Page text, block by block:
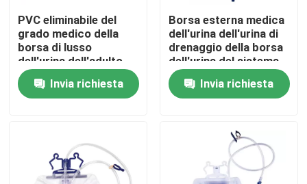
Contattaci
Notizie
Maschera di ossigeno Venturi
PVC eliminabile del
grado medico della
borsa di lusso
dell'urina dell'adulto
1500ml 2000ml
Invia richiesta
Borsa esterna medica
dell'urina dell'urina di
drenaggio della borsa
dell'urina del sistema
eliminabile medico del
testerInvia richiesta